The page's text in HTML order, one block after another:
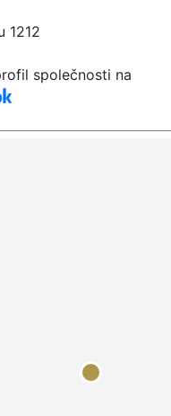
1212
společnosti na